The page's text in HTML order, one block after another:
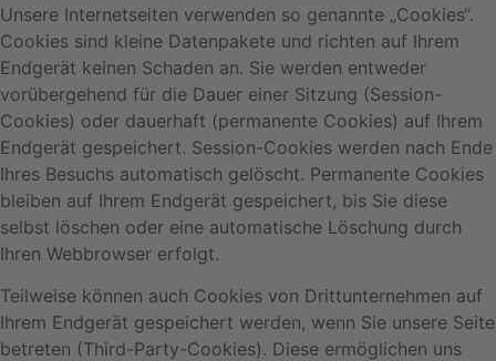
Unsere Internetseiten verwenden so genannte „Cookies“.
Cookies sind kleine Datenpakete und richten auf Ihrem
Endgerät keinen Schaden an. Sie werden entweder
vorübergehend für die Dauer einer Sitzung (Session-
Cookies) oder dauerhaft (permanente Cookies) auf Ihrem
Endgerät gespeichert. Session-Cookies werden nach Ende
Ihres Besuchs automatisch gelöscht. Permanente Cookies
bleiben auf Ihrem Endgerät gespeichert, bis Sie diese
selbst löschen oder eine automatische Löschung durch
Ihren Webbrowser erfolgt.
Teilweise können auch Cookies von Drittunternehmen auf
Ihrem Endgerät gespeichert werden, wenn Sie unsere Seite
betreten (Third-Party-Cookies). Diese ermöglichen uns